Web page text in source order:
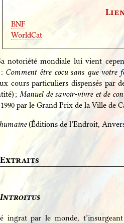
BNF
WorldCat
notoriété mondiale lui vient
Comment être cocu sans que votre
cours particuliers dispensés par
;Manuel de savoir-vivre et de
par le Grand Prix de la Ville de
(Éditions de l’Endroit,
Extraits
Introitus
ingrat par le monde,